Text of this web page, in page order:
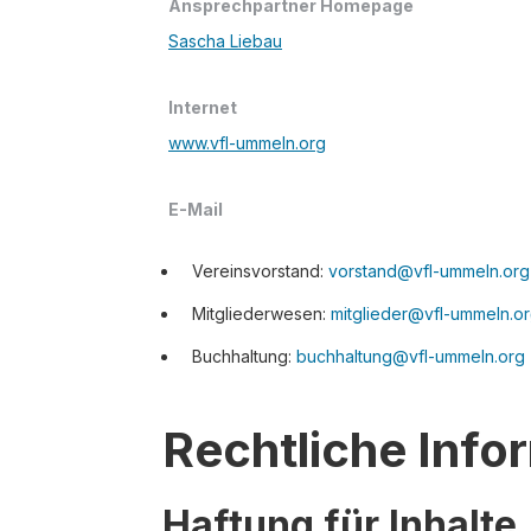
Ansprechpartner Homepage
Sascha Liebau
Internet
www.vfl-ummeln.org
E-Mail
Vereinsvorstand: vorstand@vfl-ummeln.org
Mitgliederwesen: mitglieder@vfl-
Buchhaltung: buchhaltung@vfl-ummeln.org
Rechtliche